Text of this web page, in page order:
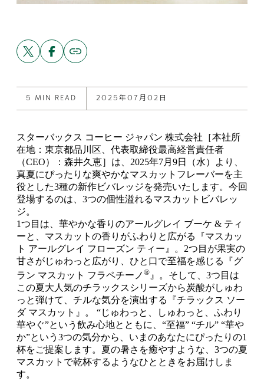
Share
this
post
X
Share
this
post
Facebook
Copy
link
to
5 MIN READ 2025年07月02日
スターバックス コーヒー ジャパン 株式会社［本社所
在地：東京都品川区、代表取締役最高経営責任者
（CEO）：森井久恵］は、2025年7月9日（水）より、
真夏にぴったりな爽やかなマスカットフレーバーを主
役とした3種の新作ビバレッジを発売いたします。今回
登場するのは、3つの個性溢れるマスカットビバレッ
ジ。
1つ目は、華やかな香りのアールグレイ ブーケ & ティ
ーと、マスカットの香りがふわりと広がる『マスカッ
ト アールグレイ フローズン ティー』。2つ目が果実の
甘さがじゅわっと広がり、ひと口で至福を感じる『グ
ラン マスカット フラペチーノ ® 』。そして、3つ目は
この夏大人気のチラックスシリーズから炭酸がしゅわ
っと弾けて、チルな気分を演出する『チラックス ソー
ダ マスカット』。 “じゅわっと、しゅわっと、ふわり
華やぐ”という飲み心地とともに、“至福” “チル” “華や
か”という3つの気分から、いまのあなたにぴったりの1
杯をご提案します。夏の暑さを癒やすような、3つの夏
マスカットで乾杯するようなひとときをお届けしま
す。